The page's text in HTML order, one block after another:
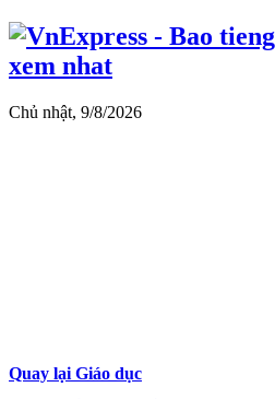
Chủ nhật, 9/8/2026
Quay lại Giáo dục